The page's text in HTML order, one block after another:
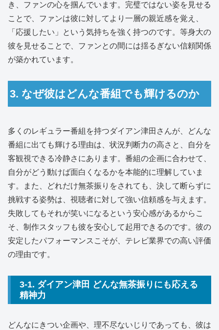
き、ファンの心を掴んでいます。完璧ではない姿を見せる
ことで、ファンは彼に対してより一層の親近感を覚え、
「応援したい」という気持ちを強く持つのです。等身大の
彼を見せることで、ファンとの間には揺るぎない信頼関係
が築かれています。
3. なぜ彼はどんな番組でも輝けるのか
多くのレギュラー番組を持つダイアン津田さんが、どんな
番組に出ても輝ける理由は、状況判断力の高さと、自分を
客観視できる冷静さにあります。番組の企画に合わせて、
自分がどう動けば面白くなるかを本能的に理解していま
す。また、どれだけ無茶振りをされても、決して断らずに
挑戦する姿勢は、視聴者に対して強い信頼感を与えます。
失敗してもそれが笑いになるという安心感があるからこ
そ、制作スタッフも彼を安心して起用できるのです。彼の
安定したパフォーマンスこそが、テレビ業界での高い評価
の理由です。
3-1. ダイアン津田 どんな無茶振りにも応える
精神力
どんなにきつい企画や、理不尽ないじりであっても、彼は